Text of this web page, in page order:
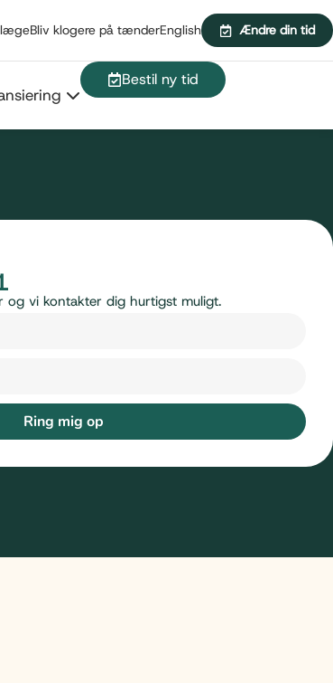
Bliv klogere på tænderEnglish Ændre din tid
Bestil ny tid
og vi kontakter dig hurtigst muligt.
Ring mig op